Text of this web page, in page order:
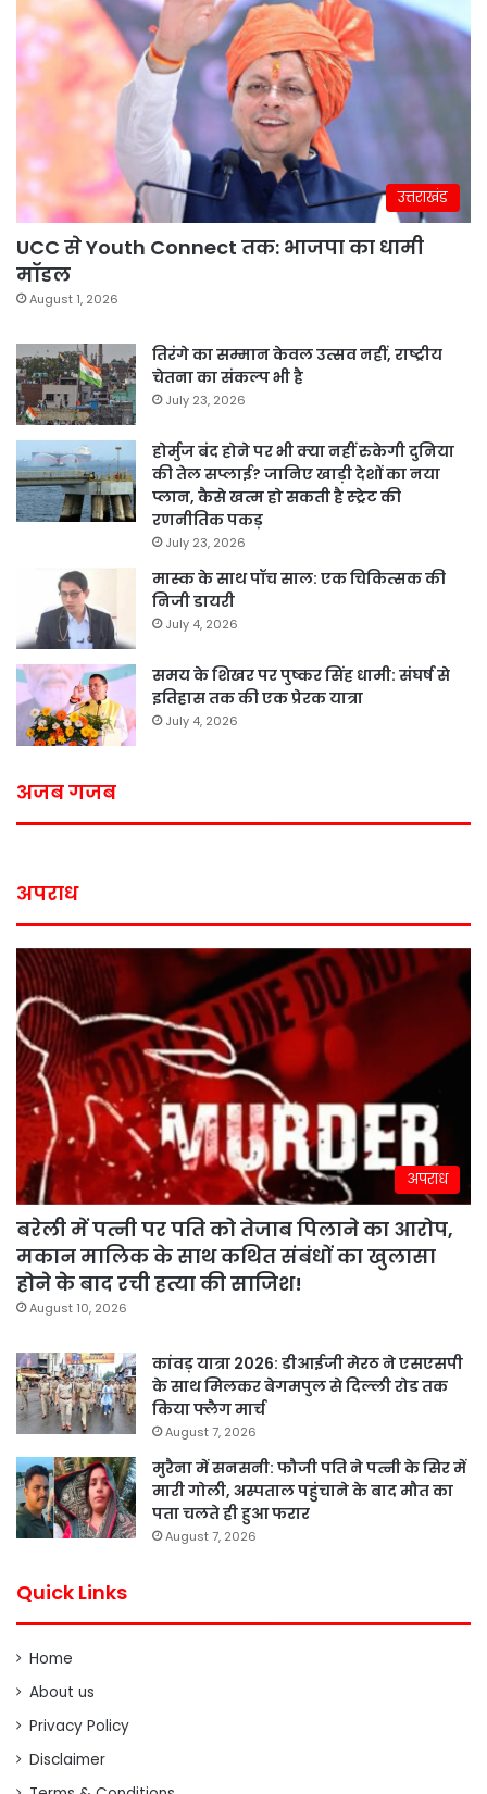
उत्तराखंड
UCC से Youth Connect तक: भाजपा का धामी
मॉडल
August 1, 2026
तिरंगे का सम्मान केवल उत्सव नहीं, राष्ट्रीय
चेतना का संकल्प भी है
July 23, 2026
होर्मुज बंद होने पर भी क्या नहीं रुकेगी दुनिया
की तेल सप्लाई? जानिए खाड़ी देशों का नया
प्लान, कैसे खत्म हो सकती है स्ट्रेट की
रणनीतिक पकड़
July 23, 2026
मास्क के साथ पॉच साल: एक चिकित्सक की
निजी डायरी
July 4, 2026
समय के शिखर पर पुष्कर सिंह धामी: संघर्ष से
इतिहास तक की एक प्रेरक यात्रा
July 4, 2026
अजब गजब
अपराध
अपराध
बरेली में पत्नी पर पति को तेजाब पिलाने का आरोप,
मकान मालिक के साथ कथित संबंधों का खुलासा
होने के बाद रची हत्या की साजिश!
August 10, 2026
कांवड़ यात्रा 2026: डीआईजी मेरठ ने एसएसपी
के साथ मिलकर बेगमपुल से दिल्ली रोड तक
किया फ्लैग मार्च
August 7, 2026
मुरैना में सनसनी: फौजी पति ने पत्नी के सिर में
मारी गोली, अस्पताल पहुंचाने के बाद मौत का
पता चलते ही हुआ फरार
August 7, 2026
Quick Links
Home
About us
Privacy Policy
Disclaimer